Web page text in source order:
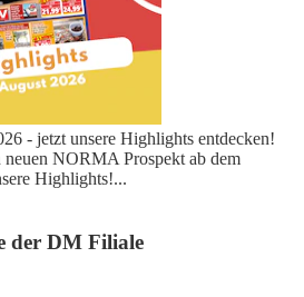
- jetzt unsere Highlights entdecken!
neuen NORMA Prospekt ab dem
Highlights!...
der DM Filiale